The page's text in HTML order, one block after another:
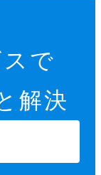
で
解決